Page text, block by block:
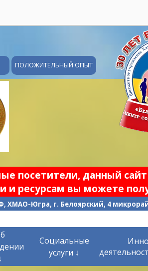
ПОЛОЖИТЕЛЬНЫЙ ОПЫТ
посетители, данный
и ресурсам вы можете
ХМАО-Югра, г. Белоярский, 4
Социальные
услуги ↓